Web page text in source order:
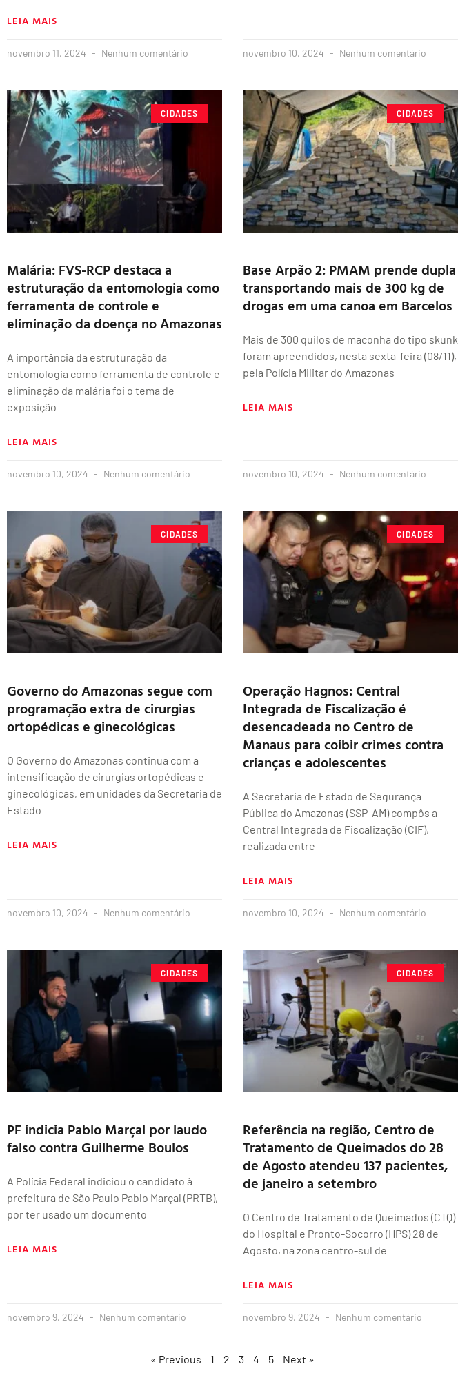
LEIA MAIS
novembro 11, 2024 Nenhum comentário novembro 10, 2024 Nenhum comentário
CIDADES
Malária: FVS-RCP destaca a
estruturação da entomologia como
ferramenta de controle e
eliminação da doença no Amazonas
A importância da estruturação da
entomologia como ferramenta de controle e
eliminação da malária foi o tema de
exposição
LEIA MAIS
novembro 10, 2024 Nenhum comentário
CIDADES
Base Arpão 2: PMAM prende dupla
transportando mais de 300 kg de
drogas em uma canoa em Barcelos
Mais de 300 quilos de maconha do tipo skunk
foram apreendidos, nesta sexta-feira (08/11),
pela Polícia Militar do Amazonas
LEIA MAIS
novembro 10, 2024 Nenhum comentário
CIDADES
Governo do Amazonas segue com
programação extra de cirurgias
ortopédicas e ginecológicas
O Governo do Amazonas continua com a
intensificação de cirurgias ortopédicas e
ginecológicas, em unidades da Secretaria de
Estado
LEIA MAIS
novembro 10, 2024 Nenhum comentário
CIDADES
Operação Hagnos: Central
Integrada de Fiscalização é
desencadeada no Centro de
Manaus para coibir crimes contra
crianças e adolescentes
A Secretaria de Estado de Segurança
Pública do Amazonas (SSP-AM) compôs a
Central Integrada de Fiscalização (CIF),
realizada entre
LEIA MAIS
novembro 10, 2024 Nenhum comentário
CIDADES
PF indicia Pablo Marçal por laudo
falso contra Guilherme Boulos
A Polícia Federal indiciou o candidato à
prefeitura de São Paulo Pablo Marçal (PRTB),
por ter usado um documento
LEIA MAIS
novembro 9, 2024 Nenhum comentário
CIDADES
Referência na região, Centro de
Tratamento de Queimados do 28
de Agosto atendeu 137 pacientes,
de janeiro a setembro
O Centro de Tratamento de Queimados (CTQ)
do Hospital e Pronto-Socorro (HPS) 28 de
Agosto, na zona centro-sul de
LEIA MAIS
novembro 9, 2024 Nenhum comentário
« Previous 1 2 3 4 5 Next »